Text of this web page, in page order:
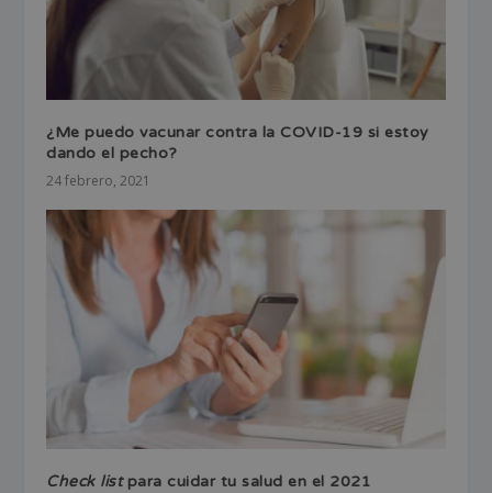
¿Me puedo vacunar contra la COVID-19 si estoy
dando el pecho?
24 febrero, 2021
Check listpara cuidar tu salud en el 2021